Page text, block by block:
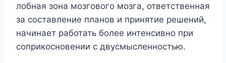
лобная зона мозгового мозга, ответственная
за составление планов и принятие решений,
начинает работать более интенсивно при
соприкосновении с двусмысленностью.